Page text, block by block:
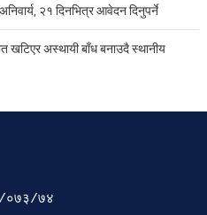
२१ दिनभित्र आवेदन दिनुपर्ने
खटिएर अस्थायी बाँध बनाउदै स्थानीय
०७३/७४